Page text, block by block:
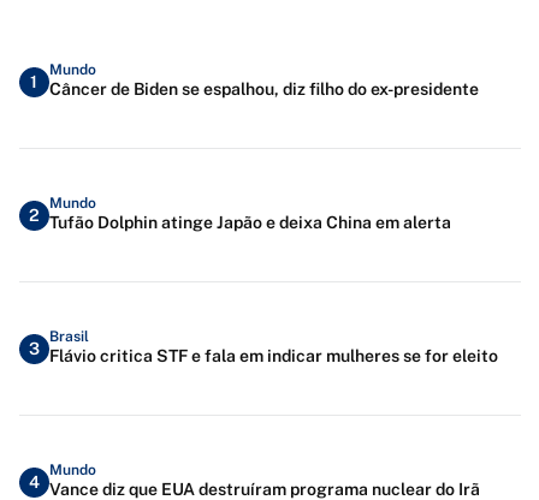
1
Mundo
Câncer de Biden se espalhou, diz filho do ex-presidente
2
Mundo
Tufão Dolphin atinge Japão e deixa China em alerta
3
Brasil
Flávio critica STF e fala em indicar mulheres se for eleito
4
Mundo
Vance diz que EUA destruíram programa nuclear do Irã